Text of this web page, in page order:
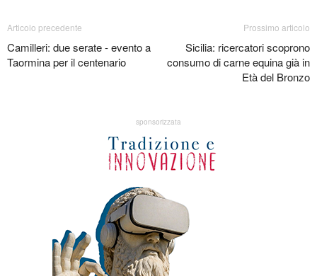
Articolo precedente
Camilleri: due serate - evento a
Taormina per il centenario
Prossimo articolo
Sicilia: ricercatori scoprono
consumo di carne equina già in
Età del Bronzo
sponsorizzata